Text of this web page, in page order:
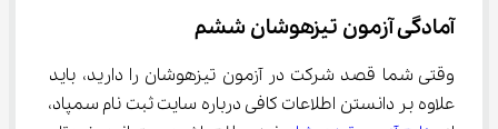
آمادگی آزمون تیزهوشان ششم
وقتی شما قصد شرکت در آزمون تیزهوشان را دارید، باید
علاوه بر دانستن اطلاعات کافی درباره سایت ثبت نام سمپاد،